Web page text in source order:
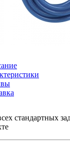
стандартных